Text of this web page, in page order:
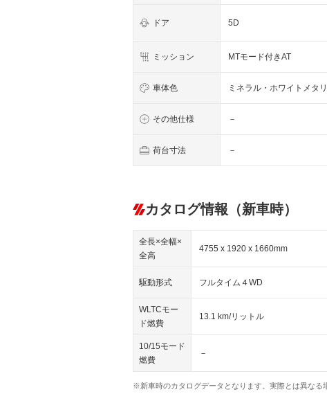
ドア 5D
ミッション MTモード付きAT
車体色 ミネラル・ホワイトメタ
その他仕様 －
荷台寸法 －
カタログ情報（新車時）
全長×全幅×
全高
4755 x 1920 x 1660mm
駆動形式 フルタイム４WD
WLTCモー
ド燃費
13.1 km/リットル
10/15モード
燃費
－
※新車時のカタログデータとなります。実際とは異なる